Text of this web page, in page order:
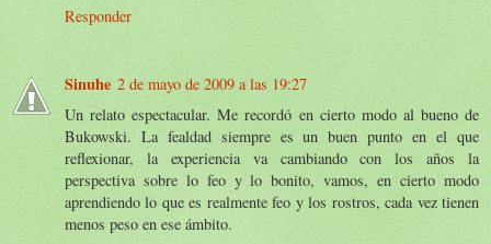
Responder
Sinuhe 2 de mayo de 2009 a las 19:27
Un relato espectacular. Me recordó en cierto modo al bueno de
Bukowski. La fealdad siempre es un buen punto en el que
reflexionar, la experiencia va cambiando con los años la
perspectiva sobre lo feo y lo bonito, vamos, en cierto modo
aprendiendo lo que es realmente feo y los rostros, cada vez tienen
menos peso en ese ámbito.